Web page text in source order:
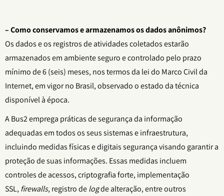
– Como conservamos e armazenamos os dados anônimos?
Os dados e os registros de atividades coletados estarão
armazenados em ambiente seguro e controlado pelo prazo
mínimo de 6 (seis) meses, nos termos da lei do Marco Civil da
Internet, em vigor no Brasil, observado o estado da técnica
disponível à época.
A Bus2 emprega práticas de segurança da informação
adequadas em todos os seus sistemas e infraestrutura,
incluindo medidas físicas e digitais segurança visando garantir a
proteção de suas informações. Essas medidas incluem
controles de acessos, criptografia forte, implementação
SSL, firewalls, registro delogde alteração, entre outros